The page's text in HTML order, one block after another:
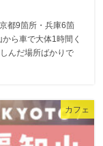
都9箇所・兵庫6箇
ら車で大体1時間く
んだ場所ばかりで
カフェ